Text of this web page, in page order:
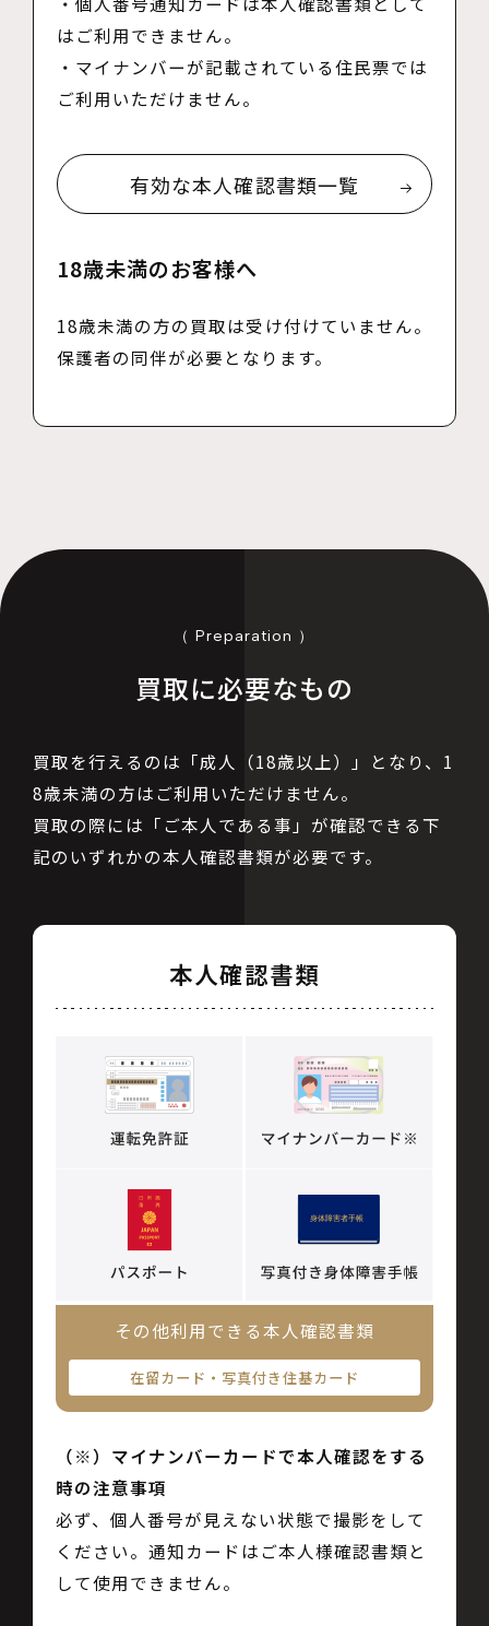
はご利用できません。
・マイナンバーが記載されている住民票では
ご利用いただけません。
有効な本人確認書類一覧
18歳未満のお客様へ
18歳未満の方の買取は受け付けていません。
保護者の同伴が必要となります。
（ Preparation ）
買取に必要なもの
買取を行えるのは「成人（18歳以上）」となり、1
8歳未満の方はご利用いただけません。
買取の際には「ご本人である事」が確認できる下
記のいずれかの本人確認書類が必要です。
本人確認書類
その他利用できる本人確認書類
在留カード・写真付き住基カード
（※）マイナンバーカードで本人確認をする
時の注意事項
必ず、個人番号が見えない状態で撮影をして
ください。通知カードはご本人様確認書類と
して使用できません。